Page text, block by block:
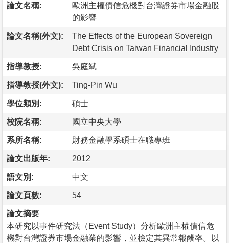
論文名稱:
歐洲主權債信危機對台灣證券市場金融股
的影響
論文名稱(外文):
The Effects of the European Sovereign
Debt Crisis on Taiwan Financial Industry
指導教授: 吳庭斌
指導教授(外文): Ting-Pin Wu
學位類別: 碩士
校院名稱: 國立中央大學
系所名稱: 財務金融學系碩士在職專班
論文出版年: 2012
語文別: 中文
論文頁數: 54
論文摘要
本研究以事件研究法（Event Study）分析歐洲主權債信危
機對台灣證券市場金融業的影響，並檢定其異常報酬率。以